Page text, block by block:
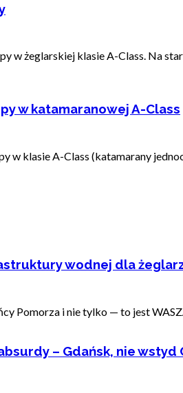
w żeglarskiej klasie A-Class. Na
w katamaranowej A-Class
klasie A-Class (katamarany
wodnej dla
Pomorza i nie tylko — to jest
– Gdańsk, nie wstyd